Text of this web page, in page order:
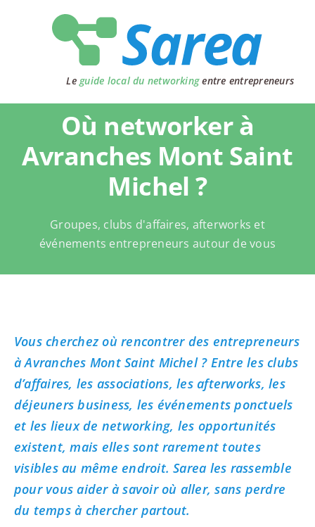
Le guide local du networkingentre entrepreneurs
Où networker à
Avranches Mont Saint
Michel ?
Groupes, clubs d'affaires, afterworks et
événements entrepreneurs autour de vous
Vous cherchez où rencontrer des entrepreneurs
à Avranches Mont Saint Michel ? Entre les clubs
d’affaires, les associations, les afterworks, les
déjeuners business, les événements ponctuels
et les lieux de networking, les opportunités
existent, mais elles sont rarement toutes
visibles au même endroit. Sarea les rassemble
pour vous aider à savoir où aller, sans perdre
du temps à chercher partout.